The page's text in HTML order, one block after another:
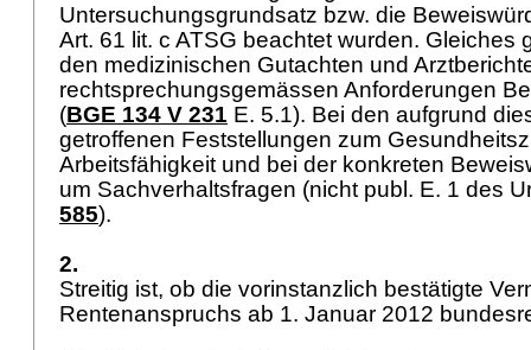
Untersuchungsgrundsatz bzw. die
Art. 61 lit. c ATSG beachtet wurden. Gleiches
den medizinischen Gutachten und
rechtsprechungsgemässen Anforderungen
(BGE 134 V 231 E. 5.1). Bei den aufgrund
getroffenen Feststellungen zum
Arbeitsfähigkeit und bei der konkreten
um Sachverhaltsfragen (nicht publ. E. 1 des
585).
2.
Streitig ist, ob die vorinstanzlich bestätigte
Rentenanspruchs ab 1. Januar 2012